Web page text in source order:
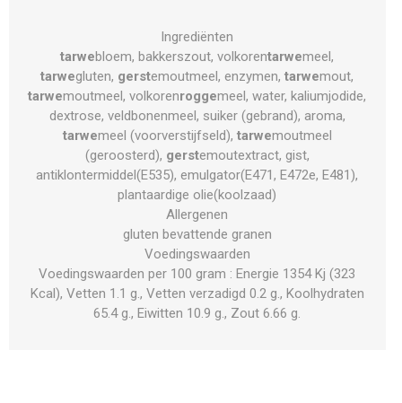
Ingrediënten
tarwebloem, bakkerszout, volkorentarwemeel,
tarwegluten, gerstemoutmeel, enzymen,tarwemout,
tarwemoutmeel, volkorenroggemeel, water, kaliumjodide,
dextrose, veldbonenmeel, suiker (gebrand), aroma,
tarwemeel (voorverstijfseld), tarwemoutmeel
(geroosterd), gerstemoutextract, gist,
antiklontermiddel(E535), emulgator(E471, E472e, E481),
plantaardige olie(koolzaad)
Allergenen
gluten bevattende granen
Voedingswaarden
Voedingswaarden per 100 gram : Energie 1354 Kj (323
Kcal), Vetten 1.1 g., Vetten verzadigd 0.2 g., Koolhydraten
65.4 g., Eiwitten 10.9 g., Zout 6.66 g.